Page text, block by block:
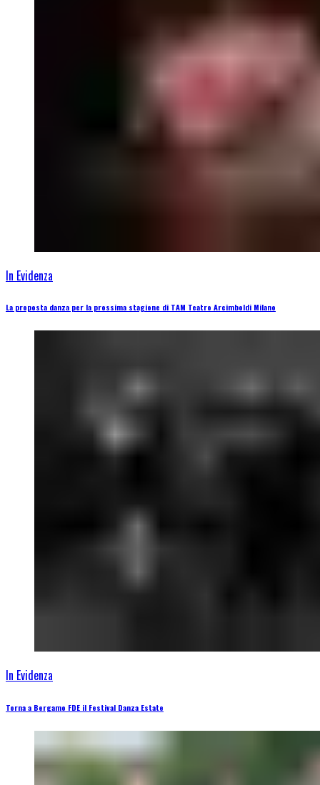
In Evidenza
La proposta danza per la prossima stagione di TAM Teatro Arcimboldi Milano
In Evidenza
Torna a Bergamo FDE il Festival Danza Estate